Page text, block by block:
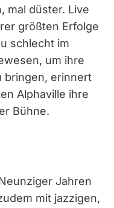
mal düster. Live
größten Erfolge
schlecht im
um ihre
bringen, erinnert
Alphaville ihre
Bühne.
Jahren
mit jazzigen,